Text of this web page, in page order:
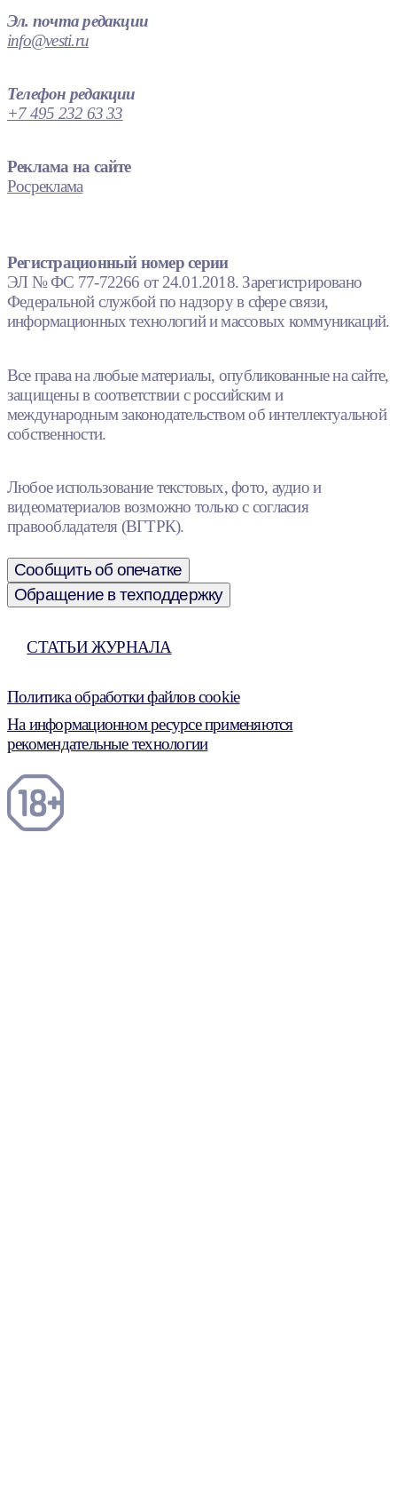
Эл. почта редакции
info@vesti.ru
Телефон редакции
+7 495 232 63 33
Реклама на сайте
Росреклама
Регистрационный номер серии
ЭЛ № ФС 77-72266 от 24.01.2018. Зарегистрировано
Федеральной службой по надзору в сфере связи,
информационных технологий и массовых коммуникаций.
Все права на любые материалы, опубликованные на сайте,
защищены в соответствии с российским и
международным законодательством об интеллектуальной
собственности.
Любое использование текстовых, фото, аудио и
видеоматериалов возможно только с согласия
правообладателя (ВГТРК).
Сообщить об опечатке
Обращение в техподдержку
СТАТЬИ ЖУРНАЛА
Политика обработки файлов cookie
На информационном ресурсе применяются
рекомендательные технологии